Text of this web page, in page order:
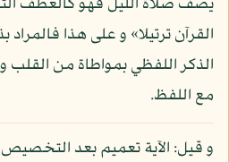
يصف صلاة الليل فهو كالعطف
القرآن ترتيلا» و على هذا
الذكر اللفظي بمواطاة من القلب و
مع اللفظ.
و قيل: الآية تعميم بعد التخصيص